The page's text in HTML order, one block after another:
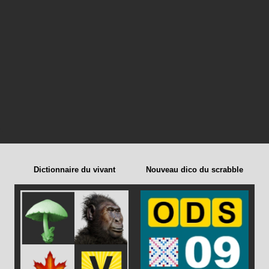
Dictionnaire du vivant Nouveau dico du scrabble